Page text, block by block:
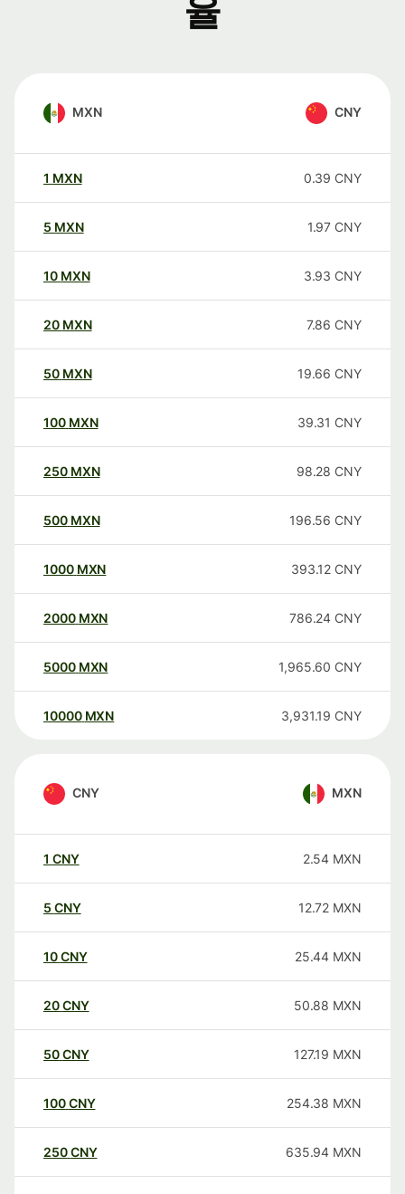
율
MXN CNY
1 MXN 0.39 CNY
5 MXN 1.97 CNY
10 MXN 3.93 CNY
20 MXN 7.86 CNY
50 MXN 19.66 CNY
100 MXN 39.31 CNY
250 MXN 98.28 CNY
500 MXN 196.56 CNY
1000 MXN 393.12 CNY
2000 MXN 786.24 CNY
5000 MXN 1,965.60 CNY
10000 MXN 3,931.19 CNY
CNY MXN
1 CNY 2.54 MXN
5 CNY 12.72 MXN
10CNY 25.44 MXN
20CNY 50.88 MXN
50CNY 127.19 MXN
100CNY 254.38 MXN
250CNY 635.94 MXN